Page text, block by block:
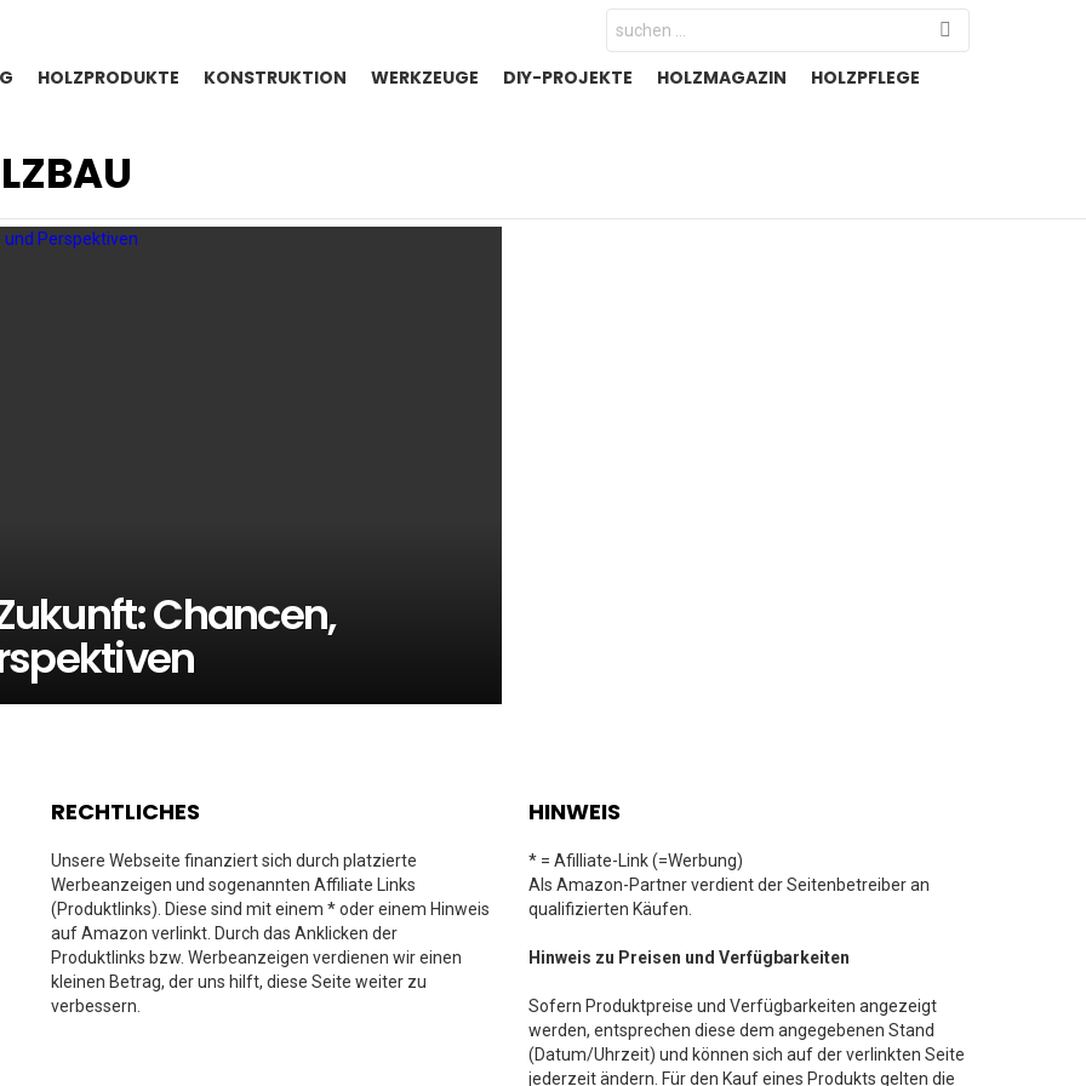
Search
for:
HOLZPRODUKTE KONSTRUKTION WERKZEUGE DIY-PROJEKTE HOLZMAGAZIN HOLZPFLEGE
Chancen,
RECHTLICHES
Unsere Webseite finanziert sich durch platzierte
Werbeanzeigen und sogenannten Affiliate Links
(Produktlinks). Diese sind mit einem * oder einem Hinweis
auf Amazon verlinkt. Durch das Anklicken der
Produktlinks bzw. Werbeanzeigen verdienen wir einen
kleinen Betrag, der uns hilft, diese Seite weiter zu
verbessern.
HINWEIS
* = Afilliate-Link (=Werbung)
Als Amazon-Partner verdient der Seitenbetreiber an
qualifizierten Käufen.
Hinweis zu Preisen und Verfügbarkeiten
Sofern Produktpreise und Verfügbarkeiten angezeigt
werden, entsprechen diese dem angegebenen Stand
(Datum/Uhrzeit) und können sich auf der verlinkten Seite
jederzeit ändern. Für den Kauf eines Produkts gelten die